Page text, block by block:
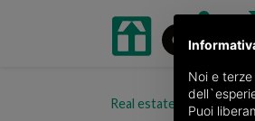
Real estate portal oikia.it
Noi e
Puoi